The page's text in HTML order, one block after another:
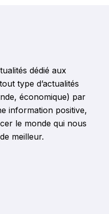
dédié aux
type d’actualités
économique) par
information positive,
le monde qui nous
meilleur.